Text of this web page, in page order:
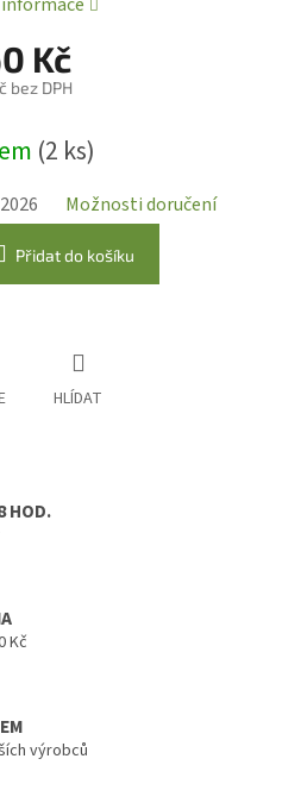
Kč
bez DPH
cena:(2 ks)
Možnosti doručení
Přidat do košíku
HLÍDAT
HOD.
Kč
výrobců